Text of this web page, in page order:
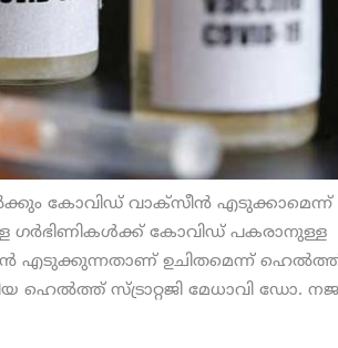
കോവിഡ് വാക്സീന്‍ എടുക്കാമെന്ന്
ഗര്‍ഭിണികള്‍ക്ക് കോവിഡ് പകരാനുള്ള
എടുക്കുന്നതാണ് ഉചിതമെന്ന്
ഹെല്‍ത്ത് സ്ട്രാറ്റജി മേധാവി ഡോ.